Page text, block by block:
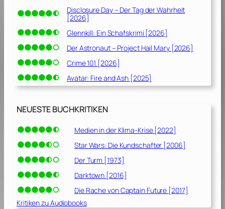
]
Disclosure Day – Der Tag der Wahrheit
[2026]
Glennkill: Ein Schafskrimi [2026]
Der Astronaut – Project Hail Mary [2026]
Crime 101 [2026]
Avatar: Fire and Ash [2025]
NEUESTE BUCHKRITIKEN
Medien in der Klima-Krise [2022]
Star Wars: Die Kundschafter [2006]
Der Turm [1973]
Darktown [2016]
Die Rache von Captain Future [2017]
Kritiken zu Audiobooks